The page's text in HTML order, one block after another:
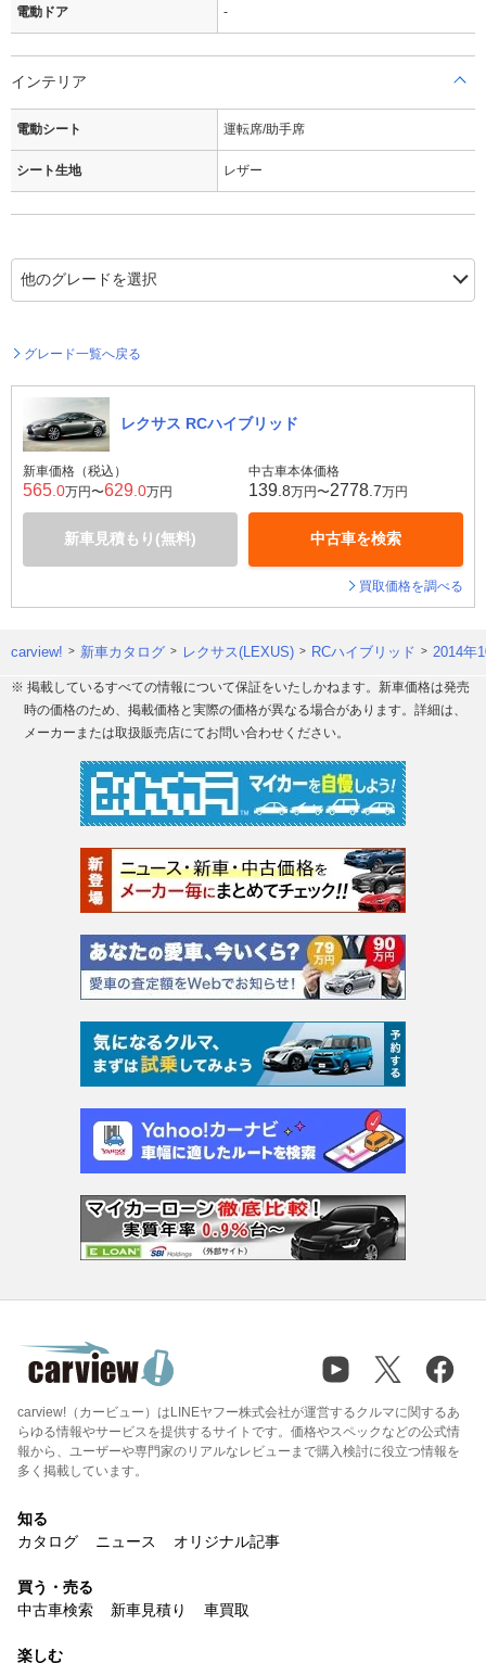
電動ドア -
インテリア
電動シート 運転席/助手席
シート生地 レザー
グレード一覧へ戻る
レクサス RCハイブリッド
新車価格（税込）
565 .0万円〜629 .0万円
新車見積もり(無料)
中古車本体価格
139 .8万円〜2778 .7万円
中古車を検索
買取価格を調べる
carview! 新車カタログ レクサス(LEXUS) RCハイブリッド 2014年
※ 掲載しているすべての情報について保証をいたしかねます。新車価格は発売
時の価格のため、掲載価格と実際の価格が異なる場合があります。詳細は、
メーカーまたは取扱販売店にてお問い合わせください。
carview!（カービュー）はLINEヤフー株式会社が運営するクルマに関するあ
らゆる情報やサービスを提供するサイトです。価格やスペックなどの公式情
報から、ユーザーや専門家のリアルなレビューまで購入検討に役立つ情報を
多く掲載しています。
知る
カタログ
ニュース オリジナル記事
買う・売る
中古車検索
新車見積り 車買取
楽しむ